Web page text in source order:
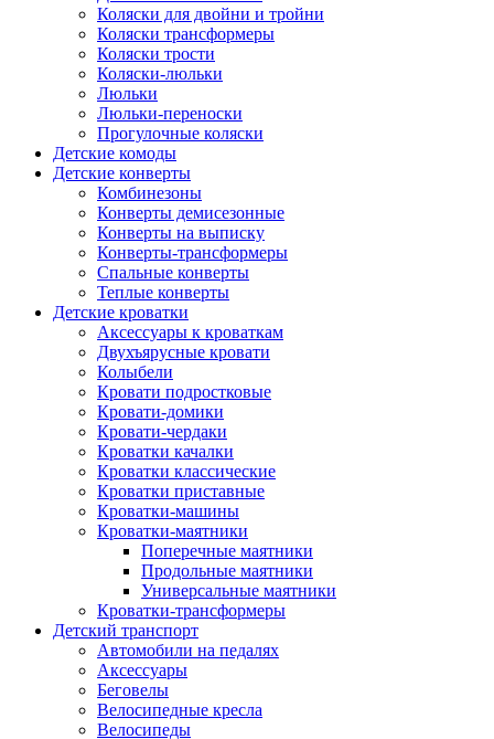
Коляски для двойни и тройни
Коляски трансформеры
Коляски трости
Коляски-люльки
Люльки
Люльки-переноски
Прогулочные коляски
Детские комоды
Детские конверты
Комбинезоны
Конверты демисезонные
Конверты на выписку
Конверты-трансформеры
Спальные конверты
Теплые конверты
Детские кроватки
Аксессуары к кроваткам
Двухъярусные кровати
Колыбели
Кровати подростковые
Кровати-домики
Кровати-чердаки
Кроватки качалки
Кроватки классические
Кроватки приставные
Кроватки-машины
Кроватки-маятники
Поперечные маятники
Продольные маятники
Универсальные маятники
Кроватки-трансформеры
Детский транспорт
Автомобили на педалях
Аксессуары
Беговелы
Велосипедные кресла
Велосипеды